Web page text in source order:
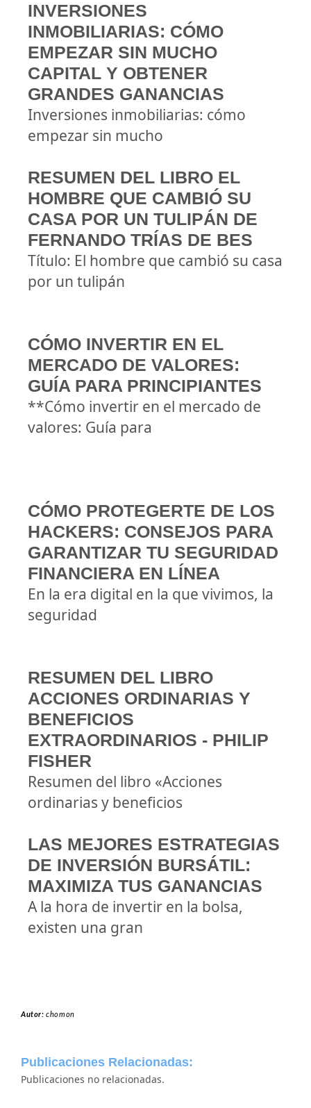
INVERSIONES
INMOBILIARIAS: CÓMO
EMPEZAR SIN MUCHO
CAPITAL Y OBTENER
GRANDES GANANCIAS
Inversiones inmobiliarias: cómo
empezar sin mucho
RESUMEN DEL LIBRO EL
HOMBRE QUE CAMBIÓ SU
CASA POR UN TULIPÁN DE
FERNANDO TRÍAS DE BES
Título: El hombre que cambió su casa
por un tulipán
CÓMO INVERTIR EN EL
MERCADO DE VALORES:
GUÍA PARA PRINCIPIANTES
**Cómo invertir en el mercado de
valores: Guía para
CÓMO PROTEGERTE DE LOS
HACKERS: CONSEJOS PARA
GARANTIZAR TU SEGURIDAD
FINANCIERA EN LÍNEA
En la era digital en la que vivimos, la
seguridad
RESUMEN DEL LIBRO
ACCIONES ORDINARIAS Y
BENEFICIOS
EXTRAORDINARIOS - PHILIP
FISHER
Resumen del libro «Acciones
ordinarias y beneficios
LAS MEJORES ESTRATEGIAS
DE INVERSIÓN BURSÁTIL:
MAXIMIZA TUS GANANCIAS
A la hora de invertir en la bolsa,
existen una gran
Autor:chomon
Publicaciones Relacionadas:
Publicaciones no relacionadas.